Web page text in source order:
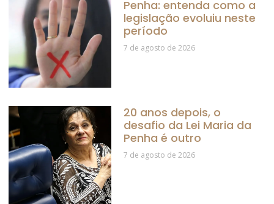
Penha: entenda como a
legislação evoluiu neste
período
7 de agosto de 2026
20 anos depois, o
desafio da Lei Maria da
Penha é outro
7 de agosto de 2026